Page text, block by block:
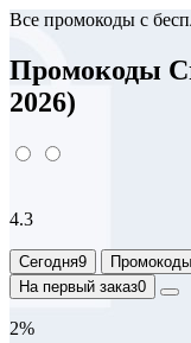
Все промокоды с
Промокоды
2026)
4.3
Сегодня9 Промокоды
На первый заказ0
2%